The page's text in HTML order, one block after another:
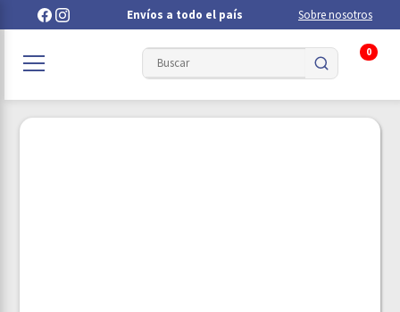
Envíos a todo el país Sobre nosotros
0